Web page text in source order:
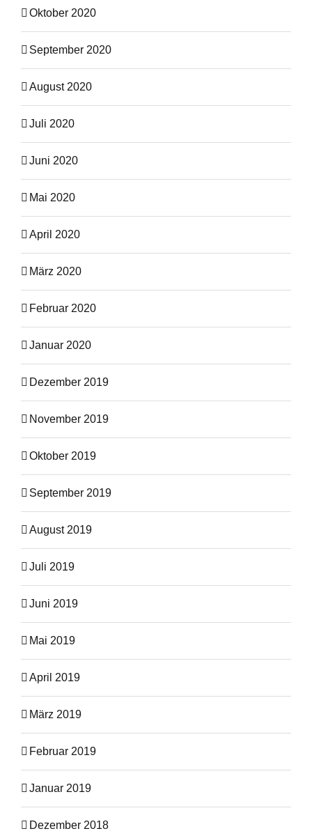
Oktober 2020
September 2020
August 2020
Juli 2020
Juni 2020
Mai 2020
April 2020
März 2020
Februar 2020
Januar 2020
Dezember 2019
November 2019
Oktober 2019
September 2019
August 2019
Juli 2019
Juni 2019
Mai 2019
April 2019
März 2019
Februar 2019
Januar 2019
Dezember 2018